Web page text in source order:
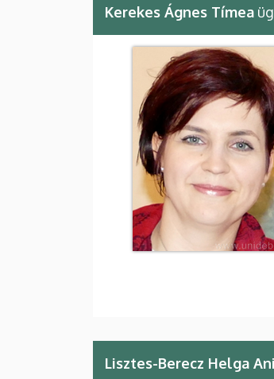
Kerekes Ágnes Tímea
Lisztes-Berecz Helga